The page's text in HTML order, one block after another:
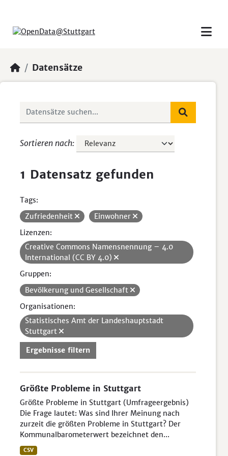
Datensätze
Sortieren nach
1 Datensatz gefunden
Tags:
Zufriedenheit
Einwohner
Lizenzen:
Creative Commons Namensnennung – 4.0
International (CC BY 4.0)
Gruppen:
Bevölkerung und Gesellschaft
Organisationen:
Statistisches Amt der Landeshauptstadt
Stuttgart
Ergebnisse filtern
Größte Probleme in Stuttgart
Größte Probleme in Stuttgart (Umfrageergebnis)
Die Frage lautet: Was sind Ihrer Meinung nach
zurzeit die größten Probleme in Stuttgart? Der
Kommunalbarometerwert bezeichnet den...
CSV